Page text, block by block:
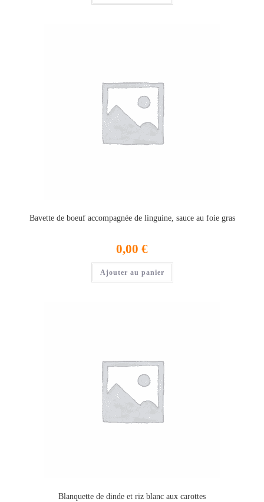
Bavette de boeuf accompagnée de linguine, sauce au foie gras
0,00 €
Ajouter au panier
Blanquette de dinde et riz blanc aux carottes